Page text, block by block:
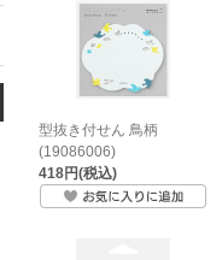
型抜き付せん 鳥柄
(19086006)
418円(税込)